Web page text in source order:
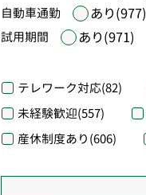
自動車通勤 あり(977)
試用期間 あり(971)
テレワーク対応(82)
未経験歓迎(557)
産休制度あり(606)